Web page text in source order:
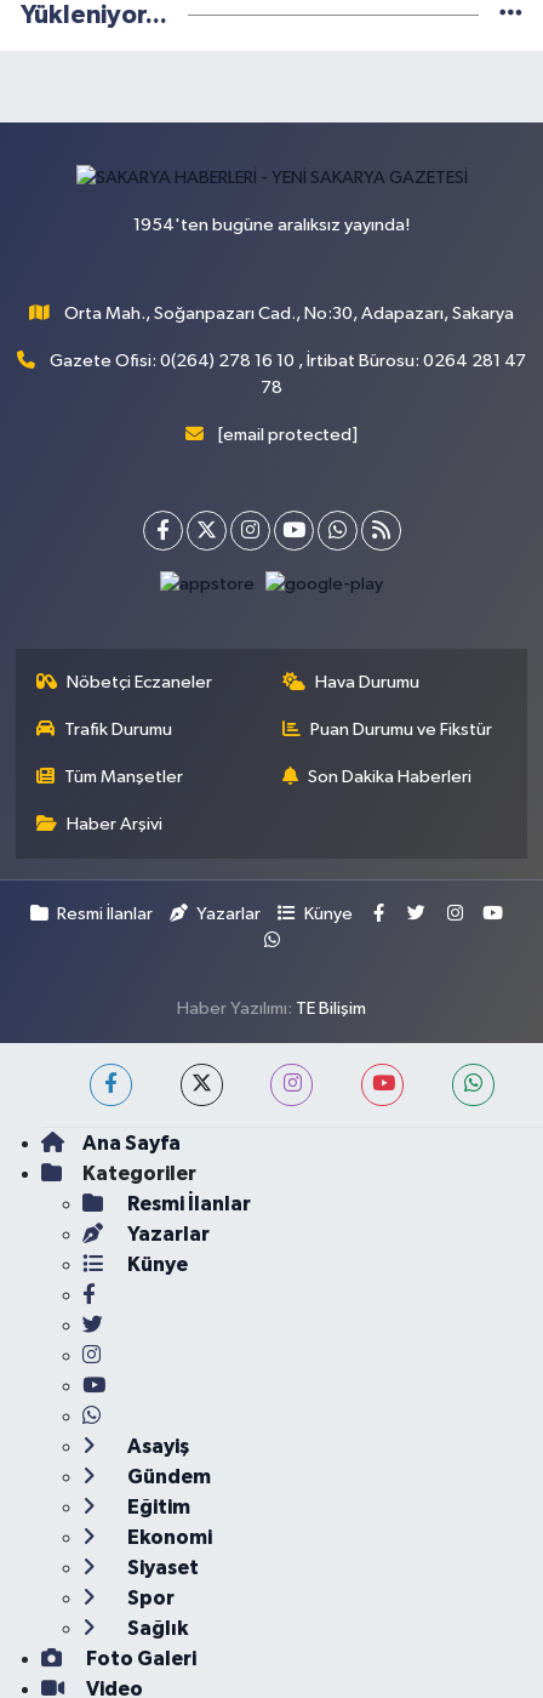
Yükleniyor...
1954'ten bugüne aralıksız yayında!
Orta Mah., Soğanpazarı Cad., No:30, Adapazarı, Sakarya
Gazete Ofisi: 0(264) 278 16 10 , İrtibat Bürosu: 0264 281 47
78
[email protected]
Nöbetçi Eczaneler Hava Durumu
Trafik Durumu Puan Durumu ve Fikstür
Tüm Manşetler Son Dakika Haberleri
Haber Arşivi
Resmi İlanlar Yazarlar Künye
Haber Yazılımı: TE Bilişim
Ana Sayfa
Kategoriler
Resmi İlanlar
Yazarlar
Künye
Asayiş
Gündem
Eğitim
Ekonomi
Siyaset
Spor
Sağlık
Foto Galeri
Video